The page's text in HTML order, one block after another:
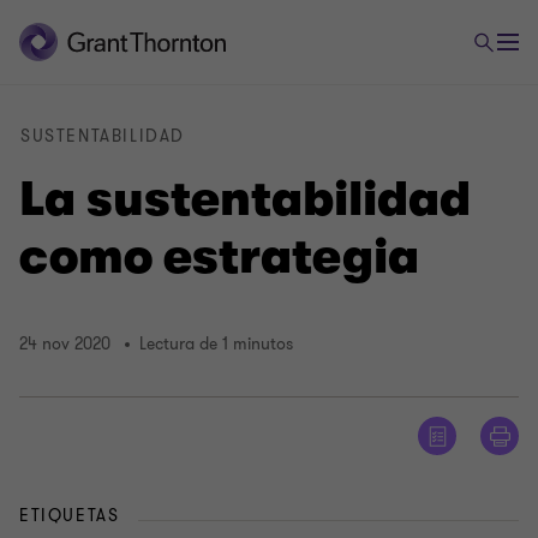
La sustentabilidad
como estrategia
SUSTENTABILIDAD
24 nov 2020 Lectura de 1 minutos
ETIQUETAS